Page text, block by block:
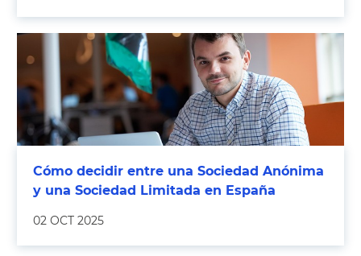
Cómo decidir entre una Sociedad Anónima
y una Sociedad Limitada en España
02 OCT 2025